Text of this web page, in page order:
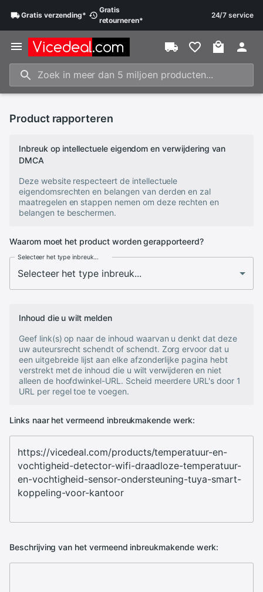
Gratisverzending*
Gratis
retourneren*
24/7 service
Product rapporteren
Inbreuk op intellectuele eigendom en verwijdering van
DMCA
Deze website respecteert de intellectuele
eigendomsrechten en belangen van derden en zal
maatregelen en stappen nemen om deze rechten en
belangen te beschermen.
Waarom moet het product worden gerapporteerd?
Selecteer het type inbreuk...
Inhoud die u wilt melden
Geef link(s) op naar de inhoud waarvan u denkt dat deze
uw auteursrecht schendt of schendt. Zorg ervoor dat u
een uitgebreide lijst aan elke afzonderlijke pagina hebt
verstrekt met de inhoud die u wilt verwijderen en niet
alleen de hoofdwinkel-URL. Scheid meerdere URL's door 1
URL per regel toe te voegen.
Links naar het vermeend inbreukmakende werk:
Beschrijving van het vermeend inbreukmakende werk: